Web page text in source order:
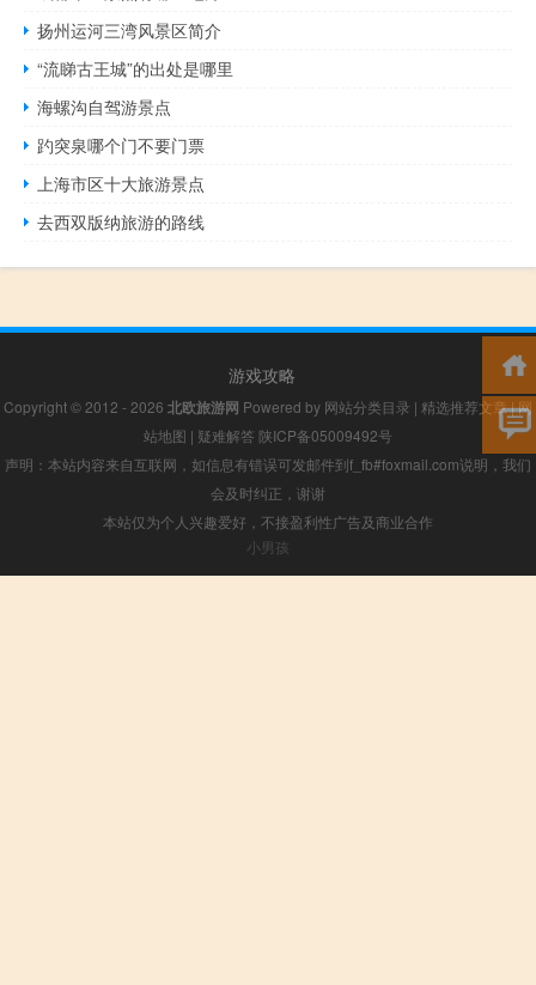
扬州运河三湾风景区简介
“流睇古王城”的出处是哪里
海螺沟自驾游景点
趵突泉哪个门不要门票
上海市区十大旅游景点
去西双版纳旅游的路线
游戏攻略
Copyright © 2012 - 2026 北欧旅游网 Powered by 网站分类目录 | 精选推荐文章|网
站地图 | 疑难解答 陕ICP备05009492号
声明：本站内容来自互联网，如信息有错误可发邮件到f_fb#foxmail.com说明，我们
会及时纠正，谢谢
本站仅为个人兴趣爱好，不接盈利性广告及商业合作
小男孩